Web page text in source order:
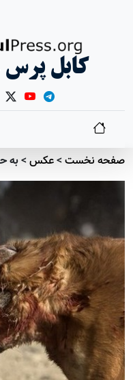
کابل پرس
صفحه نخست>عکس>به